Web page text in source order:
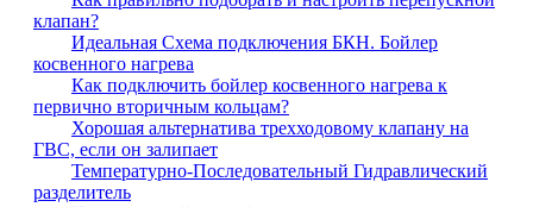
клапан?
Идеальная Схема подключения БКН. Бойлер
косвенного нагрева
Как подключить бойлер косвенного нагрева к
первично вторичным кольцам?
Хорошая альтернатива трехходовому клапану на
ГВС, если он залипает
Температурно-Последовательный Гидравлический
разделитель